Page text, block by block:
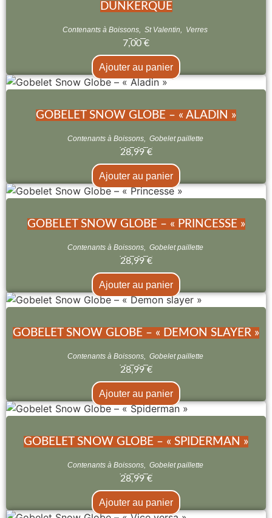
DUNKERQUE
Contenants à Boissons, St Valentin, Verres
7,00 €
Ajouter au panier
GOBELET SNOW GLOBE – « ALADIN »
Contenants à Boissons, Gobelet paillette
28,99 €
Ajouter au panier
GOBELET SNOW GLOBE – « PRINCESSE »
Contenants à Boissons, Gobelet paillette
28,99 €
Ajouter au panier
GOBELET SNOW GLOBE – « DEMON SLAYER »
Contenants à Boissons, Gobelet paillette
28,99 €
Ajouter au panier
GOBELET SNOW GLOBE – « SPIDERMAN »
Contenants à Boissons, Gobelet paillette
28,99 €
Ajouter au panier